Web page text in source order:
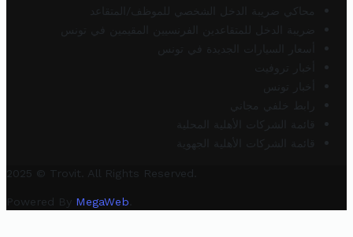
محاكي ضريبة الدخل الشخصي للموظف/المتقاعد
ضريبة الدخل للمتقاعدين الفرنسيين المقيمين في تونس
أسعار السيارات الجديدة في تونس
أخبار تروفيت
أخبار تونس
رابط خلفي مجاني
قائمة الشركات الأهلية المحلية
قائمة الشركات الأهلية الجهوية
2025 © Trovit. All Rights Reserved.
Powered By MegaWeb